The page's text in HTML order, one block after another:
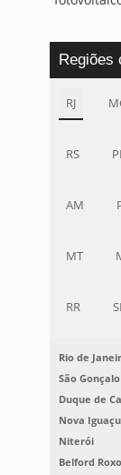
Regiões
RJ
RS
AM
MT
RR
Rio de
São Gonçalo
Duque de
Nova Iguaçu
Niterói
Belford Roxo